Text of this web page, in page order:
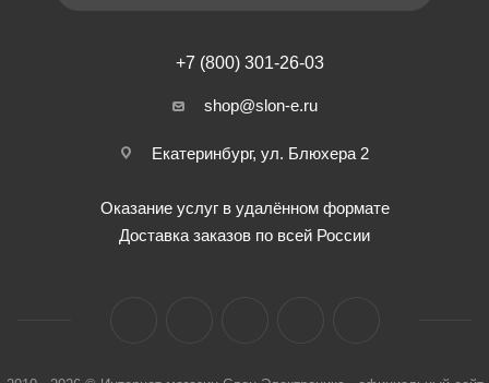
+7 (800) 301-26-03
shop@slon-e.ru
Екатеринбург, ул. Блюхера 2
Оказание услуг в удалённом формате
Доставка заказов по всей России